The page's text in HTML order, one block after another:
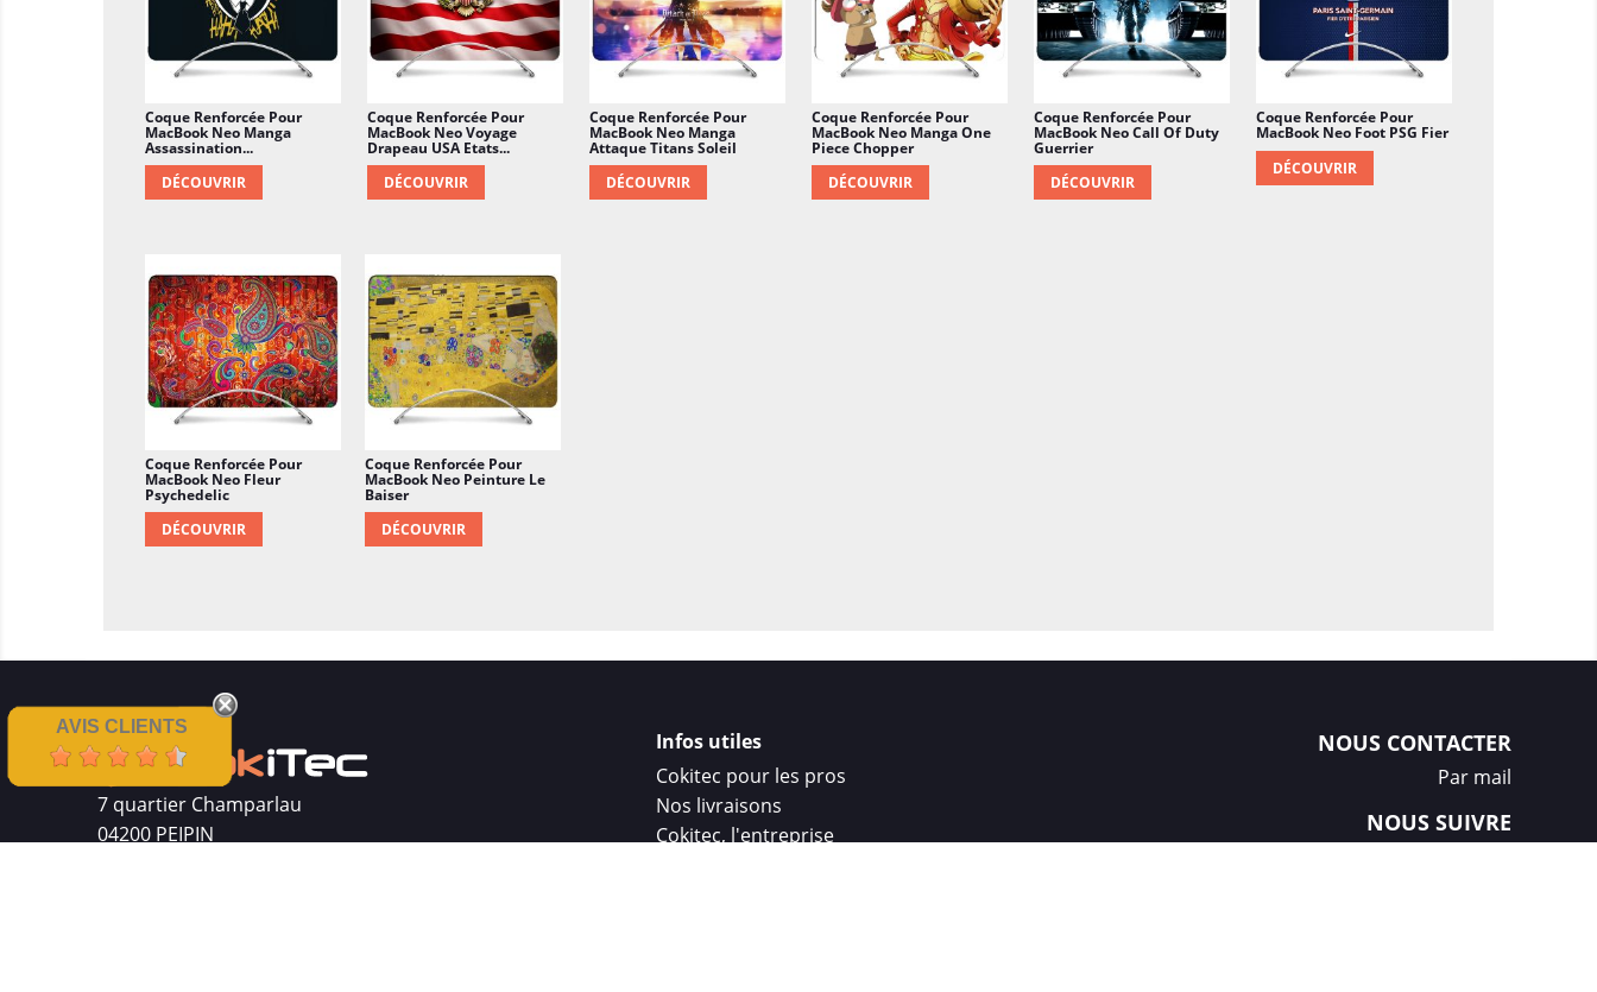
Coque Renforcée Pour
MacBook Neo Manga
Assassination...
DÉCOUVRIR
Coque Renforcée Pour
MacBook Neo Voyage
Drapeau USA Etats...
DÉCOUVRIR
Coque Renforcée Pour
MacBook Neo Manga
Attaque Titans Soleil
DÉCOUVRIR
Coque Renforcée Pour
MacBook Neo Manga One
Piece Chopper
DÉCOUVRIR
Coque Renforcée Pour
MacBook Neo Call Of Duty
Guerrier
DÉCOUVRIR
Coque Renforcée Pour
MacBook Neo Foot PSG Fier
DÉCOUVRIR
Coque Renforcée Pour
MacBook Neo Fleur
Psychedelic
DÉCOUVRIR
Coque Renforcée Pour
MacBook Neo Peinture Le
Baiser
DÉCOUVRIR
7 quartier Champarlau
04200 PEIPIN
Infos utiles
Cokitec pour les pros
Nos livraisons
Cokitec, l'entreprise
NOUS CONTACTER
Par mail
NOUS SUIVRE
AVIS CLIENTS